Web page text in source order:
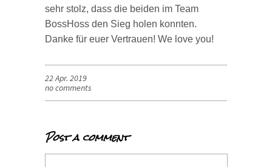
sehr stolz, dass die beiden im Team
BossHoss den Sieg holen konnten.
Danke für euer Vertrauen! We love you!
22 Apr. 2019
no comments
Post a comment